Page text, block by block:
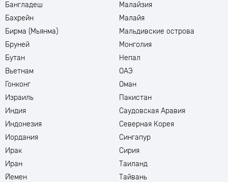
Бангладеш
Бахрейн
Бирма (Мьянма)
Бруней
Бутан
Вьетнам
Гонконг
Израиль
Индия
Индонезия
Иордания
Ирак
Иран
Йемен
Малайзия
Малайя
Мальдивские острова
Монголия
Непал
ОАЭ
Оман
Пакистан
Саудовская Аравия
Северная Корея
Сингапур
Сирия
Таиланд
Тайвань